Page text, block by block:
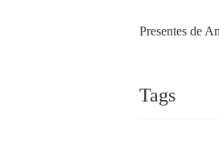
Presentes de
Tags